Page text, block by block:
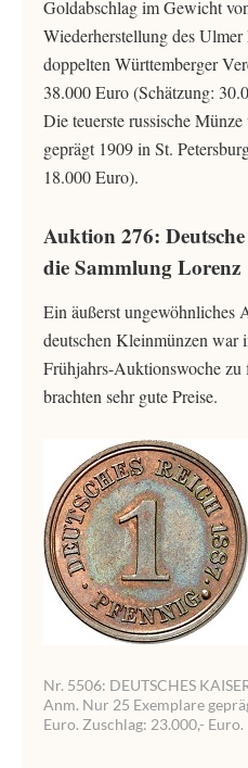
Goldabschlag im Gewicht
Wiederherstellung des Ulmer
doppelten Württemberger
38.000 Euro (Schätzung:
Die teuerste russische
geprägt 1909 in St.
18.000 Euro).
Auktion 276:
die Sammlung Lorenz
Ein äußerst ungewöhnliches
deutschen Kleinmünzen
Frühjahrs-Auktionswoche
brachten sehr gute Preise.
Nr. 5506: DEUTSCHES
Anm. Nur 25 Exemplare
Euro. Zuschlag: 23.000,- Euro.